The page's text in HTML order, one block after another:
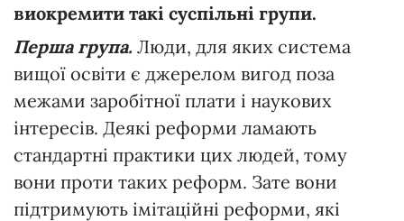
виокремити такі суспільні групи.
Перша група. Люди, для яких система
вищої освіти є джерелом вигод поза
межами заробітної плати і наукових
інтересів. Деякі реформи ламають
стандартні практики цих людей, тому
вони проти таких реформ. Зате вони
підтримують імітаційні реформи, які